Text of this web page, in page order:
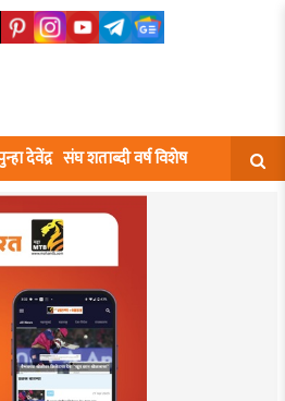
देवेंद्र संघ शताब्दी वर्ष विशेष